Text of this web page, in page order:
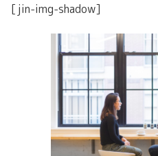
[jin-img-shadow]